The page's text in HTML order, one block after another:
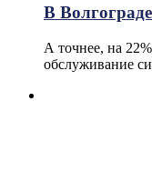
В
А точнее, на
обслуживание